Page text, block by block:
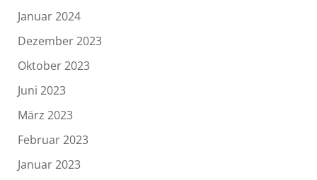
Januar 2024
Dezember 2023
Oktober 2023
Juni 2023
März 2023
Februar 2023
Januar 2023